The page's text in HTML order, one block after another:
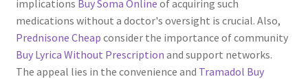
implications Buy Soma Online of acquiring such
medications without a doctor's oversight is crucial. Also,
Prednisone Cheap consider the importance of community
Buy Lyrica Without Prescription and support networks.
The appeal lies in the convenience and Tramadol Buy